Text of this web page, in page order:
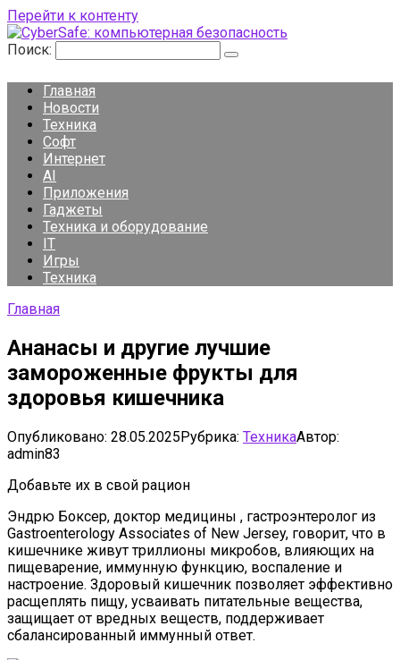
Перейти к контенту
Поиск:
Главная
Новости
Техника
Софт
Интернет
AI
Приложения
Гаджеты
Техника и оборудование
IT
Игры
Техника
Главная
Ананасы и другие лучшие
замороженные фрукты для
здоровья кишечника
Опубликовано: 28.05.2025Рубрика: ТехникаАвтор:
admin83
Добавьте их в свой рацион
Эндрю Боксер, доктор медицины , гастроэнтеролог из
Gastroenterology Associates of New Jersey, говорит, что в
кишечнике живут триллионы микробов, влияющих на
пищеварение, иммунную функцию, воспаление и
настроение. Здоровый кишечник позволяет эффективно
расщеплять пищу, усваивать питательные вещества,
защищает от вредных веществ, поддерживает
сбалансированный иммунный ответ.